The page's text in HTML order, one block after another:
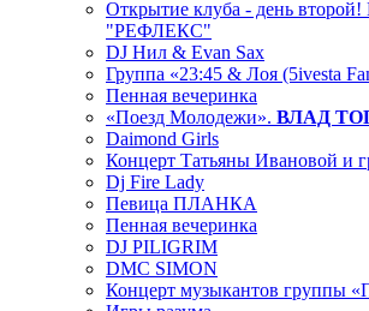
Открытие клуба - день второй!
"РЕФЛЕКС"
DJ Нил & Evan Sax
Группа «23:45 & Лоя (5ivesta
Пенная вечеринка
«Поезд Молодежи». ВЛАД
Daimond Girls
Концерт Татьяны Ивановой и
Dj Fire Lady
Певица ПЛАНКА
Пенная вечеринка
DJ PILIGRIM
DMC SIMON
Концерт музыкантов